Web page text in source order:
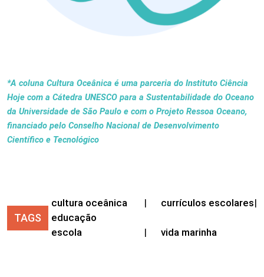
*A coluna Cultura Oceânica é uma parceria do Instituto Ciência
Hoje com a Cátedra UNESCO para a Sustentabilidade do Oceano
da Universidade de São Paulo e com o Projeto Ressoa Oceano,
financiado pelo Conselho Nacional de Desenvolvimento
Científico e Tecnológico
TAGS
cultura oceânica | currículos escolares|
educação
escola
| vida marinha